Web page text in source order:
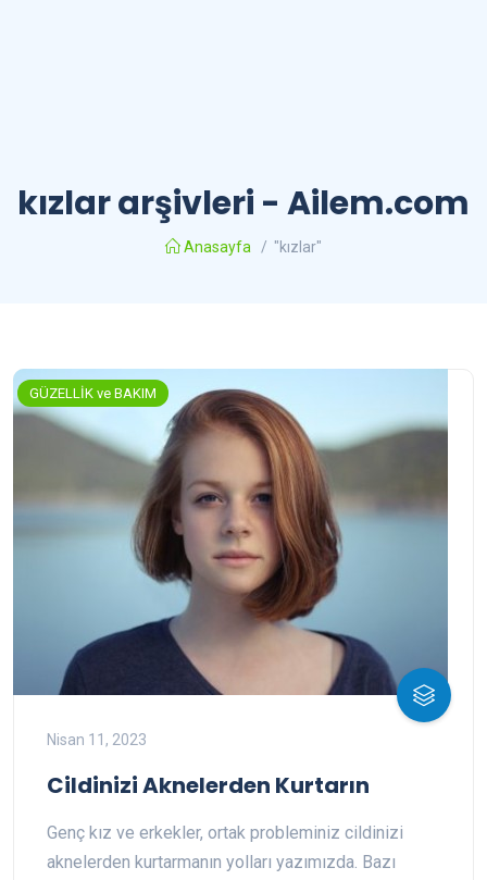
kızlar arşivleri - Ailem.com
Anasayfa / "kızlar"
GÜZELLİK ve BAKIM
Nisan 11, 2023
Cildinizi Aknelerden Kurtarın
Genç kız ve erkekler, ortak probleminiz cildinizi
aknelerden kurtarmanın yolları yazımızda. Bazı